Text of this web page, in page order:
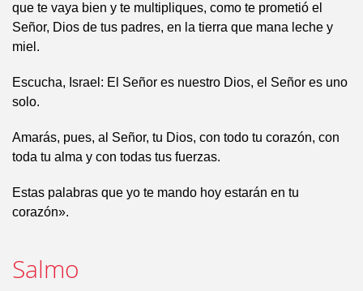
que te vaya bien y te multipliques, como te prometió el
Señor, Dios de tus padres, en la tierra que mana leche y
miel.
Escucha, Israel: El Señor es nuestro Dios, el Señor es uno
solo.
Amarás, pues, al Señor, tu Dios, con todo tu corazón, con
toda tu alma y con todas tus fuerzas.
Estas palabras que yo te mando hoy estarán en tu
corazón».
Salmo